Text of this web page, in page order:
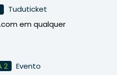
Tuduticket
em qualquer
2
Evento